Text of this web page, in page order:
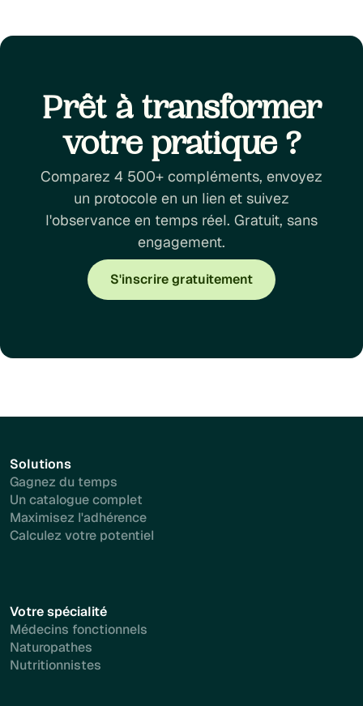
Prêt à transformer
votre pratique ?
Comparez 4 500+ compléments, envoyez
un protocole en un lien et suivez
l'observance en temps réel. Gratuit, sans
engagement.
S'inscrire gratuitement
Solutions
Gagnez du temps
Un catalogue complet
Maximisez l'adhérence
Calculez votre potentiel
Votre spécialité
Médecins fonctionnels
Naturopathes
Nutritionnistes